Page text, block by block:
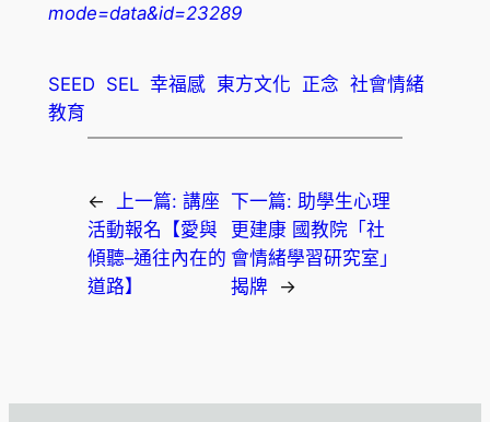
mode=data&id=23289
SEED SEL 幸福感 東方文化 正念 社會情緒
教育
← 上一篇: 講座
活動報名【愛與
傾聽–通往內在的
道路】
下一篇:助學生心理
更建康 國教院「社
會情緒學習研究室」
揭牌 →